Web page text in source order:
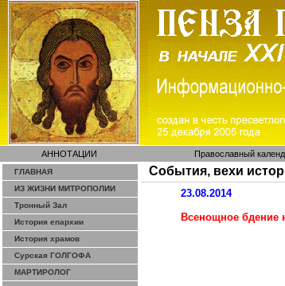
АННОТАЦИИ Православный
ГЛАВНАЯ
ИЗ ЖИЗНИ МИТРОПОЛИИ
Тронный Зал
История епархии
История храмов
Сурская ГОЛГОФА
МАРТИРОЛОГ
События, вехи
23.08.2014
Всенощное бдение